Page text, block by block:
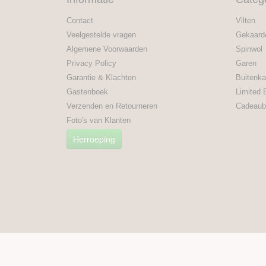
Contact
Veelgestelde vragen
Algemene Voorwaarden
Privacy Policy
Garantie & Klachten
Gastenboek
Verzenden en Retourneren
Foto's van Klanten
Herroeping
Vilten
Spinwol
Garen
Limited